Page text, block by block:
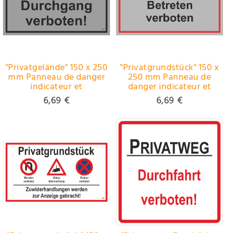
"Privatgelände" 150 x 250
mm Panneau de danger
indicateur et
d'interdiction PST-
plastique
6,69 €
"Privatgrundstück" 150 x
250 mm Panneau de
danger indicateur et
d'interdiction PST-
plastique
6,69 €